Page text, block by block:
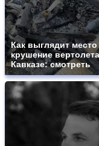
Как выглядит место
крушение
Кавказе: смотреть